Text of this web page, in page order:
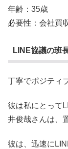
年齢：35歳
必要性：会社買
LINE協議の班
丁寧でポジティ
彼は私にとって
井俊哉さんは、
彼は、迅速に